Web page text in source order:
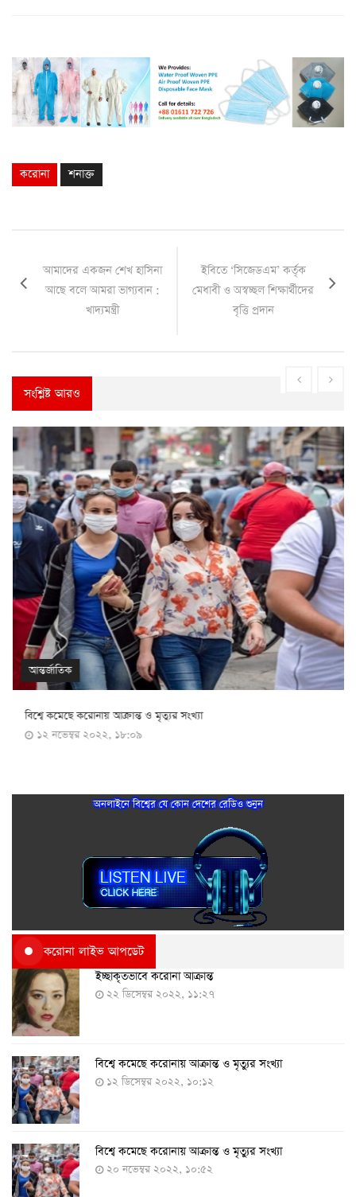
করোনা শনাক্ত
আমাদের একজন শেখ হাসিনা
আছে বলে আমরা ভাগ্যবান :
খাদ্যমন্ত্রী
ইবিতে ‘সিজেডএম’ কর্তৃক
মেধাবী ও অস্বচ্ছল শিক্ষার্থীদের
বৃত্তি প্রদান
সংশ্লিষ্ট আরও
আন্তর্জাতিক
বিশ্বে কমেছে করোনায় আক্রান্ত ও মৃত্যুর সংখ্যা
১২ নভেম্বর ২০২২, ১৮:০৯
অনলাইনে বিশ্বের যে কোন দেশের রেডিও শুনুন
করোনা লাইভ আপডেট
ইচ্ছাকৃতভাবে করোনা আক্রান্ত
২২ ডিসেম্বর ২০২২, ১১:২৭
বিশ্বে কমেছে করোনায় আক্রান্ত ও মৃত্যুর সংখ্যা
১২ ডিসেম্বর ২০২২, ১০:১২
বিশ্বে কমেছে করোনায় আক্রান্ত ও মৃত্যুর সংখ্যা
২০ নভেম্বর ২০২২, ১০:৫২